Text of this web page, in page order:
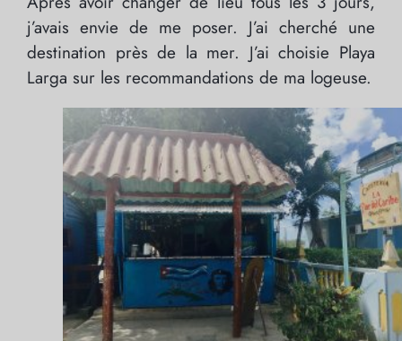
j’avais envie de me poser. J’ai cherché une
destination près de la mer. J’ai choisie Playa
Larga sur les recommandations de ma logeuse.